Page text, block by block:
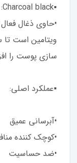
▪︎Charcoal black:
•حاوی ذغال
ویتامین است تا
سازی پوست را
▪︎عملکرد اصلی:
•آبرسانی عمیق
•کوچک کننده
•ضد حساسیت